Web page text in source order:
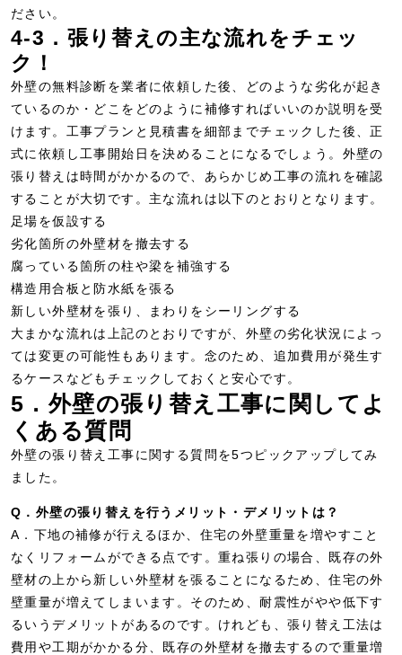
ださい。
4-3．張り替えの主な流れをチェッ
ク！
外壁の無料診断を業者に依頼した後、どのような劣化が起き
ているのか・どこをどのように補修すればいいのか説明を受
けます。工事プランと見積書を細部までチェックした後、正
式に依頼し工事開始日を決めることになるでしょう。外壁の
張り替えは時間がかかるので、あらかじめ工事の流れを確認
することが大切です。主な流れは以下のとおりとなります。
足場を仮設する
劣化箇所の外壁材を撤去する
腐っている箇所の柱や梁を補強する
構造用合板と防水紙を張る
新しい外壁材を張り、まわりをシーリングする
大まかな流れは上記のとおりですが、外壁の劣化状況によっ
ては変更の可能性もあります。念のため、追加費用が発生す
るケースなどもチェックしておくと安心です。
5．外壁の張り替え工事に関してよ
くある質問
外壁の張り替え工事に関する質問を5つピックアップしてみ
ました。
Q．外壁の張り替えを行うメリット・デメリットは？
A．下地の補修が行えるほか、住宅の外壁重量を増やすこと
なくリフォームができる点です。重ね張りの場合、既存の外
壁材の上から新しい外壁材を張ることになるため、住宅の外
壁重量が増えてしまいます。そのため、耐震性がやや低下す
るいうデメリットがあるのです。けれども、張り替え工法は
費用や工期がかかる分、既存の外壁材を撤去するので重量増